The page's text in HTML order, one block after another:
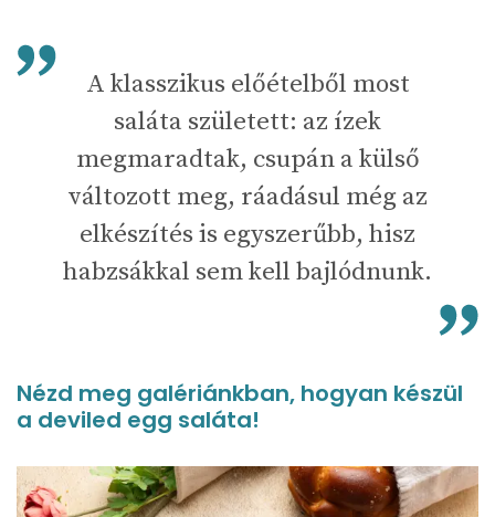
A klasszikus előételből most
saláta született: az ízek
megmaradtak, csupán a külső
változott meg, ráadásul még az
elkészítés is egyszerűbb, hisz
habzsákkal sem kell bajlódnunk.
Nézd meg galériánkban, hogyan készül
a deviled egg saláta!